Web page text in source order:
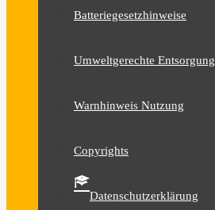
Batteriegesetzhinweise
Umweltgerechte Entsorgung
Warnhinweis Nutzung
Copyrights
Datenschutzerklärung